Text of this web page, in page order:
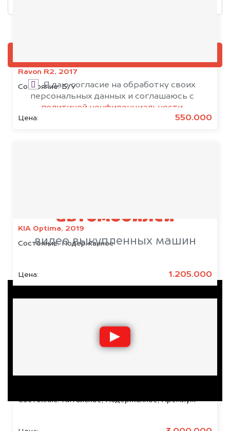
Ravon R2, 2017
Состояние:Б/У
Цена: 550.000
KIA Optima, 2019
Состояние:Подержанное
Цена: 1.205.000
Состояние:Китайское, Подержанное, Премиум
Я даю согласие на обработку своих
персональных данных и соглашаюсь с
политикой конфиденциальности
автомобилей
видео выкупленных машин